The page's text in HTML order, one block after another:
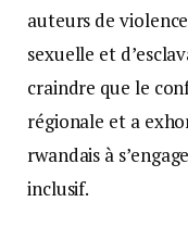
auteurs de
sexuelle et
craindre que le
régionale et a
rwandais à
inclusif.